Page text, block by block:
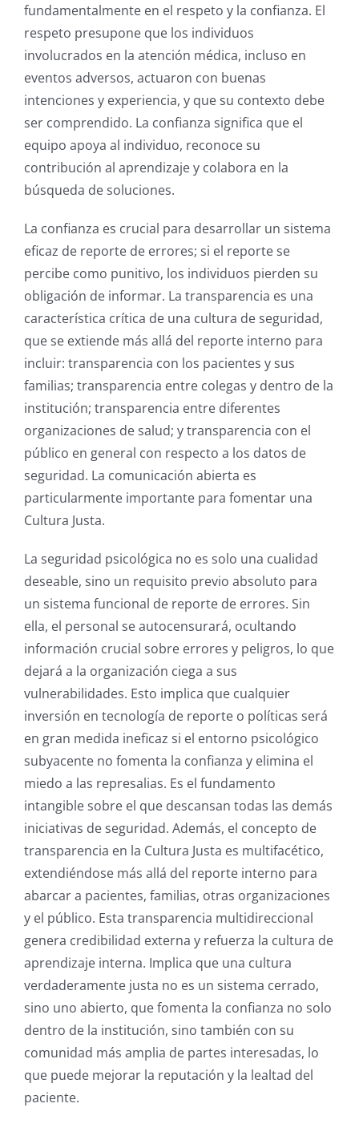
fundamentalmente en el respeto y la confianza. El
respeto presupone que los individuos
involucrados en la atención médica, incluso en
eventos adversos, actuaron con buenas
intenciones y experiencia, y que su contexto debe
ser comprendido. La confianza significa que el
equipo apoya al individuo, reconoce su
contribución al aprendizaje y colabora en la
búsqueda de soluciones.
La confianza es crucial para desarrollar un sistema
eficaz de reporte de errores; si el reporte se
percibe como punitivo, los individuos pierden su
obligación de informar. La transparencia es una
característica crítica de una cultura de seguridad,
que se extiende más allá del reporte interno para
incluir: transparencia con los pacientes y sus
familias; transparencia entre colegas y dentro de la
institución; transparencia entre diferentes
organizaciones de salud; y transparencia con el
público en general con respecto a los datos de
seguridad. La comunicación abierta es
particularmente importante para fomentar una
Cultura Justa.
La seguridad psicológica no es solo una cualidad
deseable, sino un requisito previo absoluto para
un sistema funcional de reporte de errores. Sin
ella, el personal se autocensurará, ocultando
información crucial sobre errores y peligros, lo que
dejará a la organización ciega a sus
vulnerabilidades. Esto implica que cualquier
inversión en tecnología de reporte o políticas será
en gran medida ineficaz si el entorno psicológico
subyacente no fomenta la confianza y elimina el
miedo a las represalias. Es el fundamento
intangible sobre el que descansan todas las demás
iniciativas de seguridad. Además, el concepto de
transparencia en la Cultura Justa es multifacético,
extendiéndose más allá del reporte interno para
abarcar a pacientes, familias, otras organizaciones
y el público. Esta transparencia multidireccional
genera credibilidad externa y refuerza la cultura de
aprendizaje interna. Implica que una cultura
verdaderamente justa no es un sistema cerrado,
sino uno abierto, que fomenta la confianza no solo
dentro de la institución, sino también con su
comunidad más amplia de partes interesadas, lo
que puede mejorar la reputación y la lealtad del
paciente.